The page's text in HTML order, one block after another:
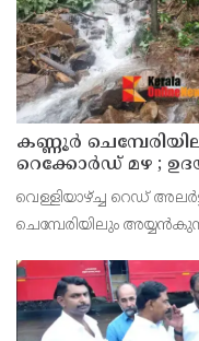
കണ്ണൂർ
റെക്കോർഡ് മഴ ;
ഉരുൾപൊട്ടൽ; 13
വെള്ളിയാഴ്ച്ച റെഡ്
ചെമ്പേരിയിലും
മില്ലിമീറ്റർ മഴ ആ